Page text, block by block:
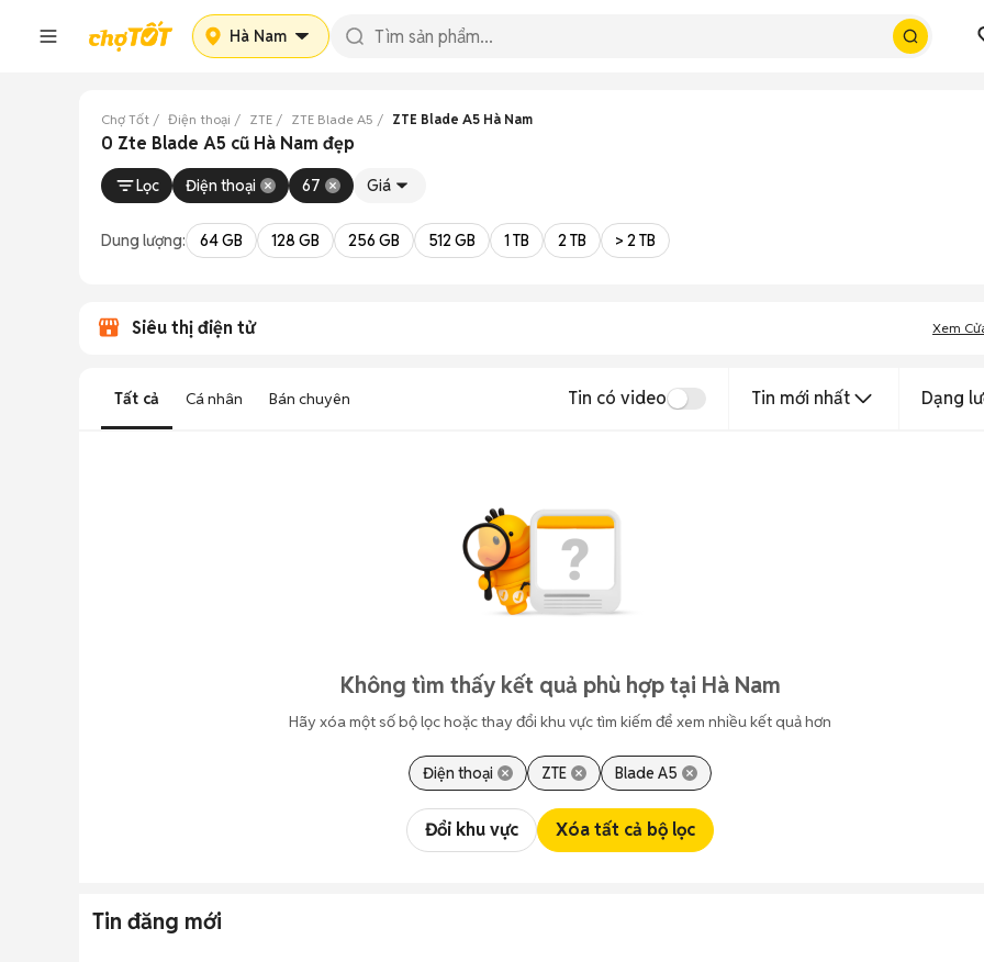
Hà Nam
Chợ Tốt Điện thoại ZTE ZTE Blade A5 ZTE Blade A5 Hà Nam
0 Zte Blade A5 cũ Hà Nam đẹp
Lọc Điện thoại 67 Giá
Dung lượng: 64 GB 128 GB 256 GB 512 GB 1 TB 2 TB > 2 TB
Siêu thị điện tử Xem
Tất cả Cá nhân Bán chuyên Tin có video Tin mới nhất Dạng
Không tìm thấy kết quả phù hợp tại Hà Nam
Hãy xóa một số bộ lọc hoặc thay đổi khu vực tìm kiếm để xem nhiều kết quả hơn
Điện thoại ZTE Blade A5
Đổi khu vực Xóa tất cả bộ lọc
Tin đăng mới